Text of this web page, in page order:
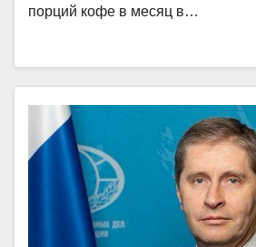
порций кофе в месяц в…